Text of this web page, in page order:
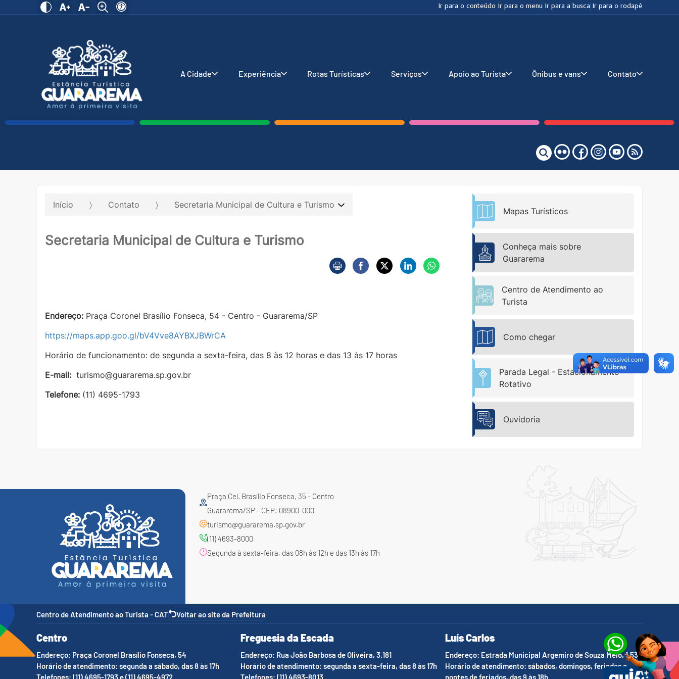
Ir para o conteúdo Ir para o menu Ir para a busca Ir para o rodapé
A Cidade Experiência Rotas Turísticas Serviços Apoio ao Turista Ônibus e vans Contato
Início Contato Secretaria Municipal de Cultura e Turismo
Secretaria Municipal de Cultura e Turismo
Endereço: Praça Coronel Brasílio Fonseca, 54 - Centro - Guararema/SP
https://maps.app.goo.gl/bV4Vve8AYBXJBWrCA
Horário de funcionamento: de segunda a sexta-feira, das 8 às 12 horas e das 13 às 17 horas
E-mail: turismo@guararema.sp.gov.br
Telefone: (11) 4695-1793
Mapas Turísticos
Conheça mais sobre
Guararema
Centro de Atendimento ao
Turista
Como chegar
Parada Legal - Estacionamento
Rotativo
Ouvidoria
Praça Cel. Brasílio Fonseca, 35 - Centro
Guararema/SP - CEP: 08900-000
turismo@guararema.sp.gov.br
(11) 4693-8000
Segunda à sexta-feira, das 08h às 12h e das 13h às 17h
Centro de Atendimento ao Turista - CAT Voltar ao site da Prefeitura
Centro
Endereço: Praça Coronel Brasílio Fonseca, 54
Horário de atendimento: segunda a sábado, das 8 às 17h
Telefones: (11) 4695-1793 e (11) 4695-4972
Freguesia da Escada
Endereço: Rua João Barbosa de Oliveira, 3.181
Horário de atendimento: segunda a sexta-feira, das 8 às 17h
Telefones: (11) 4693-8013
Luís Carlos
Endereço: Estrada Municipal Argemiro de Souza Melo, 1.536
Horário de atendimento: sábados, domingos, feriados e
pontes de feriados, das 9 às 18h